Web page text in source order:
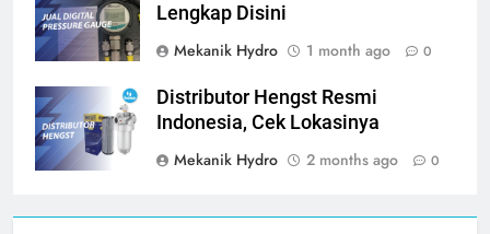
Lengkap Disini
Mekanik Hydro
1 month ago 0
Distributor Hengst Resmi
Indonesia, Cek Lokasinya
Mekanik Hydro
2 months ago 0